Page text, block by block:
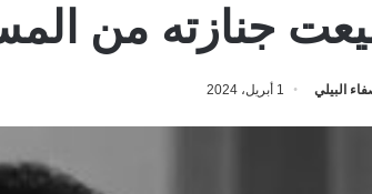
جنازته من
البيلي 1 أبريل، 2024